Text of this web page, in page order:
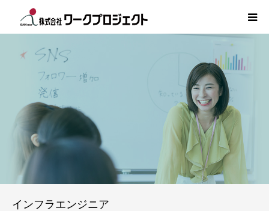
インフラエンジニア
TOP
初めての方
サービス